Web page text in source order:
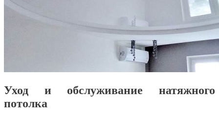
Уход и обслуживание натяжного
потолка